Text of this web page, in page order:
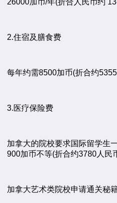
2.住宿及膳食费
每年约需8500加币(折合约
3.医疗保险费
加拿大的院校要求国际留学生
900加币不等(折合约3780人民
加拿大艺术类院校申请通关秘